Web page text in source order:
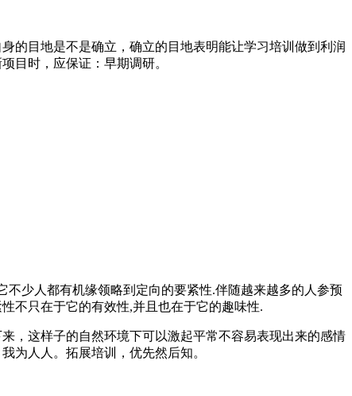
的目地是不是确立，确立的目地表明能让学习培训做到利润
目时，应保证：早期调研。
少人都有机缘领略到定向的要紧性.伴随越来越多的人参预
不只在于它的有效性,并且也在于它的趣味性.
，这样子的自然环境下可以激起平常不容易表现出来的感情
为人人。拓展培训，优先然后知。